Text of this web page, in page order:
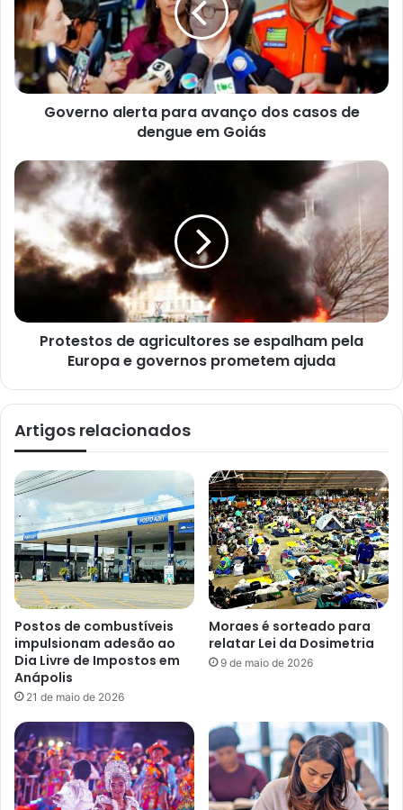
r
ç
d
e
e
Governo alerta para avanço dos casos de
dengue em Goiás
Protestos de agricultores se espalham pela
Europa e governos prometem ajuda
Artigos relacionados
Postos de combustíveis
impulsionam adesão ao
Dia Livre de Impostos em
Anápolis
21 de maio de 2026
Moraes é sorteado para
relatar Lei da Dosimetria
9 de maio de 2026